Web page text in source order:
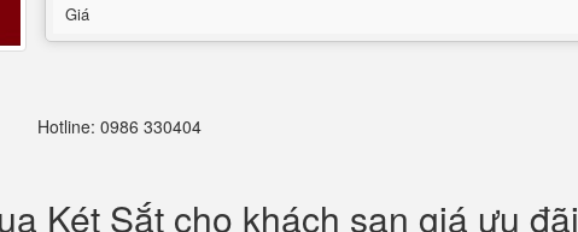
Giá
Hotline: 0986 330404
Két Sắt cho khách sạn giá ưu đãi